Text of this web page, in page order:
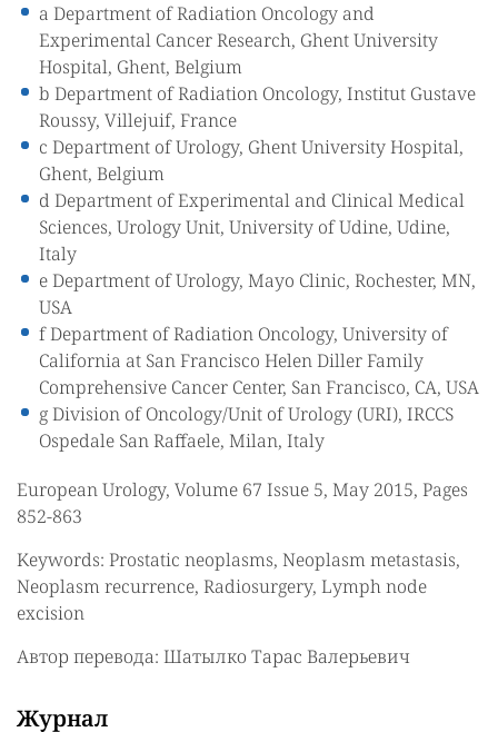
a Department of Radiation Oncology and
Experimental Cancer Research, Ghent University
Hospital, Ghent, Belgium
b Department of Radiation Oncology, Institut Gustave
Roussy, Villejuif, France
c Department of Urology, Ghent University Hospital,
Ghent, Belgium
d Department of Experimental and Clinical Medical
Sciences, Urology Unit, University of Udine, Udine,
Italy
e Department of Urology, Mayo Clinic, Rochester, MN,
USA
f Department of Radiation Oncology, University of
California at San Francisco Helen Diller Family
Comprehensive Cancer Center, San Francisco, CA, USA
g Division of Oncology/Unit of Urology (URI), IRCCS
Ospedale San Raffaele, Milan, Italy
European Urology, Volume 67 Issue 5, May 2015, Pages
852-863
Keywords: Prostatic neoplasms, Neoplasm metastasis,
Neoplasm recurrence, Radiosurgery, Lymph node
excision
Автор перевода: Шатылко Тарас Валерьевич
Журнал